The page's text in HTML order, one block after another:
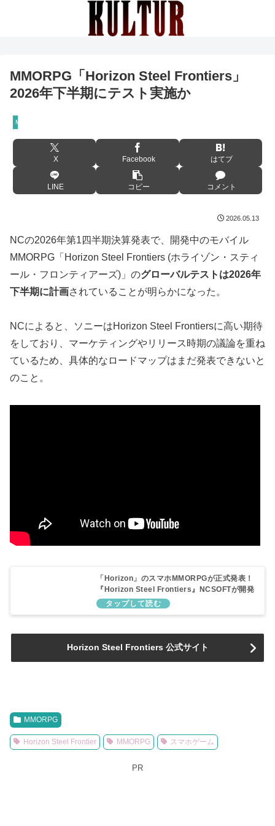
MMORPG「Horizon Steel Frontiers」
2026年下半期にテスト実施か
MMORPG
X Facebook はてブ
LINE コピー コメント
2026.05.13
NCの2026年第1四半期決算発表で、開発中のモバイル
MMORPG「Horizon Steel Frontiers (ホライゾン・スティ
ール・フロンティアーズ)」のグローバルテストは2026年
下半期に計画されていることが明らかになった。
NCによると、ソニーはHorizon Steel Frontiersに高い期待
をしており、マーケティングやリリース時期の議論を重ね
ているため、具体的なロードマップはまだ発表できないと
のこと。
「Horizon」のスマホMMORPGが正式発表！
『Horizon Steel Frontiers』NCSOFTが開発
Horizon Steel Frontiers 公式サイト
MMORPG
Horizon Steel Frontier MMORPG スマホゲーム
PR